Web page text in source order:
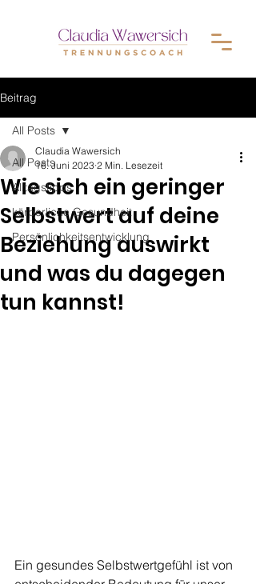
Beitrag
All Posts
Alltagstipps
körperliche Gesundheit
Persönlichkeitsentwicklung
All Posts
Wie sich ein geringer
Selbstwert auf deine
Beziehung auswirkt
und was du dagegen
tun kannst!
Claudia Wawersich
16. Juni 2023 2 Min. Lesezeit
Ein gesundes Selbstwertgefühl ist von